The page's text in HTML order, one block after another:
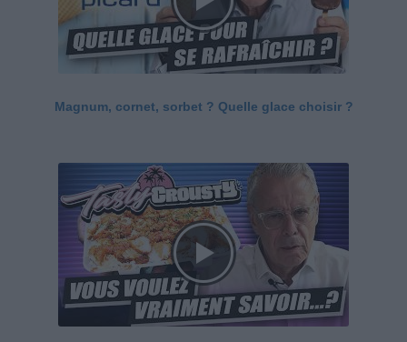
Magnum, cornet, sorbet ? Quelle glace choisir ?